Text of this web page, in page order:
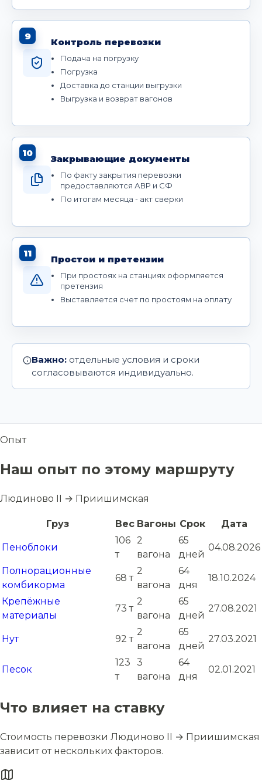
9
Контроль перевозки
Подача на погрузку
Погрузка
Доставка до станции выгрузки
Выгрузка и возврат вагонов
10
Закрывающие документы
По факту закрытия перевозки
предоставляются АВР и СФ
По итогам месяца - акт сверки
11
Простои и претензии
При простоях на станциях оформляется
претензия
Выставляется счет по простоям на оплату
Важно: отдельные условия и сроки
согласовываются индивидуально.
Опыт
Наш опыт по этому маршруту
Людиново II → Приишимская
Груз Вес Вагоны Срок Дата
Пеноблоки
106
т
2
вагона
65
дней
04.08.2026
Полнорационные
комбикорма
68 т
2
вагона
64
дня
18.10.2024
Крепёжные
материалы
73 т
2
вагона
65
дней
27.08.2021
Нут 92 т
2
вагона
65
дней
27.03.2021
Песок
123
т
3
вагона
64
дня
02.01.2021
Что влияет на ставку
Стоимость перевозки Людиново II → Приишимская
зависит от нескольких факторов.